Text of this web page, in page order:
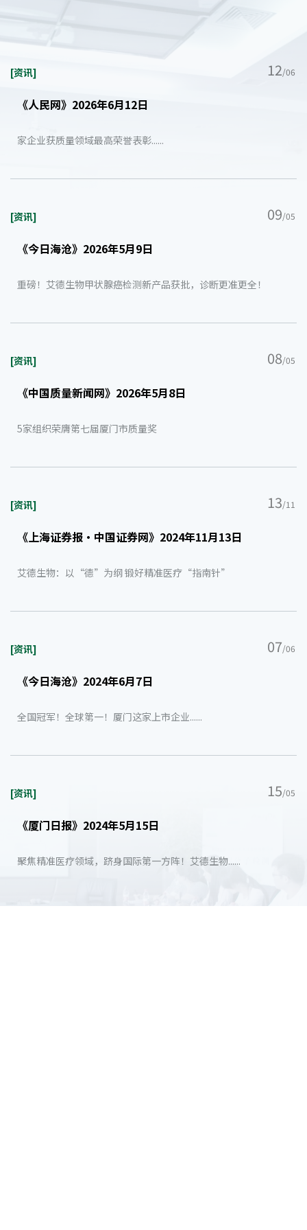
[资讯]
《人民网》2026年6月12日
家企业获质量领域最高荣誉表彰......
12/06
[资讯]
《今日海沧》2026年5月9日
重磅！艾德生物甲状腺癌检测新产品获批，诊断更准更全！
09/05
[资讯]
《中国质量新闻网》2026年5月8日
5家组织荣膺第七届厦门市质量奖
08/05
[资讯]
《上海证券报·中国证券网》2024年11月13日
艾德生物：以“德”为纲 锻好精准医疗“指南针”
13/11
[资讯]
《今日海沧》2024年6月7日
全国冠军！全球第一！厦门这家上市企业......
07/06
[资讯]
《厦门日报》2024年5月15日
聚焦精准医疗领域，跻身国际第一方阵！艾德生物......
15/05